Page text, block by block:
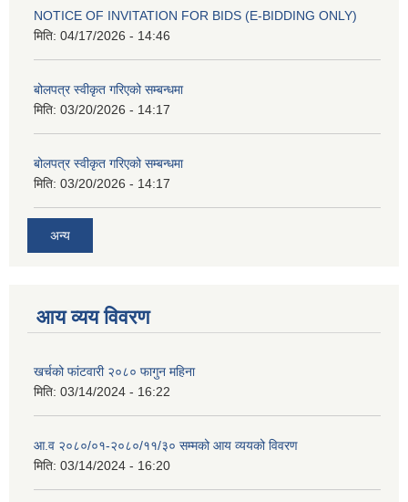
NOTICE OF INVITATION FOR BIDS (E-BIDDING ONLY)
मिति: 04/17/2026 - 14:46
बोलपत्र स्वीकृत गरिएको सम्बन्धमा
मिति: 03/20/2026 - 14:17
बोलपत्र स्वीकृत गरिएको सम्बन्धमा
मिति: 03/20/2026 - 14:17
अन्य
आय व्यय विवरण
खर्चको फांटवारी २०८० फागुन महिना
मिति: 03/14/2024 - 16:22
आ.व २०८०/०१-२०८०/११/३० सम्मको आय व्ययको विवरण
मिति: 03/14/2024 - 16:20